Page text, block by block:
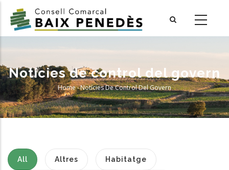
main
Notícies de control del govern
Breadcrumb
Home-Notícies De Control Del Govern
All Altres Habitatge